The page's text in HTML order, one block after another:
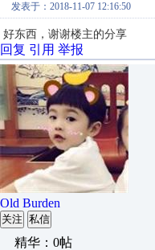
发表于：2018-11-07 12:16:50
好东西，谢谢楼主的分享
回复 引用 举报
Old Burden
关注 私信
精华：0帖